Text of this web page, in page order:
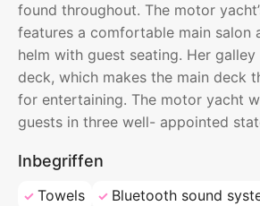
found throughout. The motor
features a comfortable main salon
helm with guest seating. Her
deck, which makes the main deck
for entertaining. The motor yacht
guests in three well- appointed
Inbegriffen
Towels
Bluetooth sound